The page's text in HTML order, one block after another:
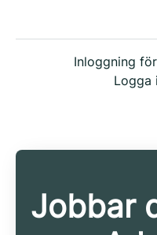
Inloggning
Logga
Jobbar